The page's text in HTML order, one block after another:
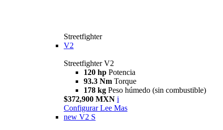
Streetfighter
V2
Streetfighter V2
120 hp Potencia
93.3 Nm Torque
178 kg Peso húmedo (sin combustible)
$372,900 MXN i
Configurar Lee Mas
new V2 S